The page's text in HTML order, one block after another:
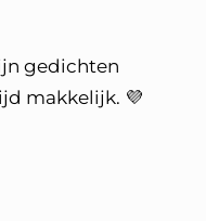
gedichten
makkelijk. 💜